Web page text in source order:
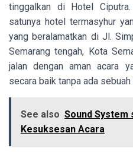
tinggalkan di Hotel
satunya hotel termasyhur
yang beralamatkan di Jl.
Semarang tengah, Kota
jalan dengan aman acara
secara baik tanpa ada sebuah
See also Sound System
Kesuksesan Acara